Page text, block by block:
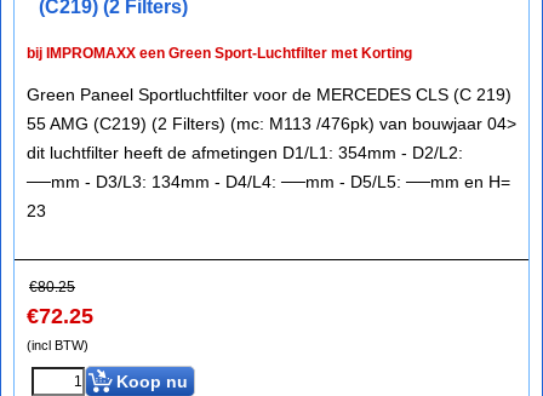
(C219) (2 Filters)
bij IMPROMAXX een Green Sport-Luchtfilter met Korting
Green Paneel Sportluchtfilter voor de MERCEDES CLS (C 219)
55 AMG (C219) (2 Filters) (mc: M113 /476pk) van bouwjaar 04>
dit luchtfilter heeft de afmetingen D1/L1: 354mm - D2/L2:
──mm - D3/L3: 134mm - D4/L4: ──mm - D5/L5: ──mm en H=
23
€80.25
€72.25
(incl BTW)
Koop nu